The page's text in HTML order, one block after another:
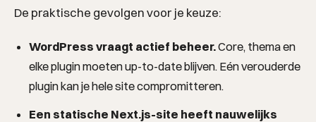
REGIO
De praktische gevolgen voor je keuze:
WordPress vraagt actief beheer.Core, thema en
elke plugin moeten up-to-date blijven. Eén verouderde
plugin kan je hele site compromitteren.
Een statische Next.js-site heeft nauwelijks